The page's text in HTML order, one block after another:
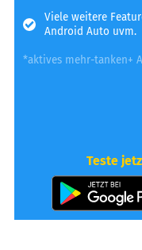
Viele weitere
Android Auto uvm.
*aktives mehr-tanken+
Teste